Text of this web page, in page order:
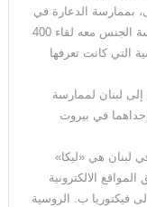
بممارسة الدعارة في
أحد الفنادق، وتواصلت مع أحد «الزبائن» لممارسة الجنس معه لقاء 400
التي كانت تعرفها
لبنان لممارسة
في بيروت
لبنان هي «ليكا»
الالكترونية
فيكتوريا ب. الروسية